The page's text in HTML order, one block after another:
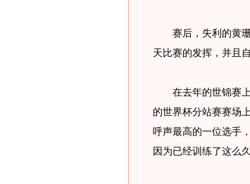
赛后，失利的黄珊
天比赛的发挥，并且
在去年的世锦赛上
的世界杯分站赛赛场
呼声最高的一位选手
因为已经训练了这么久